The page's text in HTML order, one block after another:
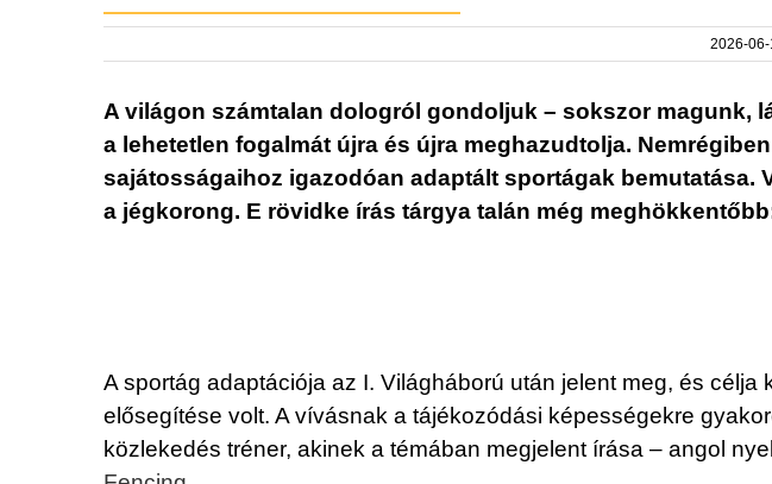
2026-
A világon számtalan dologról gondoljuk – sokszor magunk,
a lehetetlen fogalmát újra és újra meghazudtolja.
sajátosságaihoz igazodóan adaptált sportágak
a jégkorong. E rövidke írás tárgya talán még
A sportág adaptációja az I. Világháború után jelent meg, és
elősegítése volt. A vívásnak a tájékozódási képességekre
közlekedés tréner, akinek a témában megjelent írása – angol